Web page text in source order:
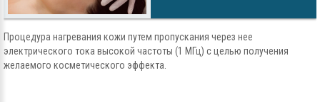
Процедура нагревания кожи путем пропускания через нее
электрического тока высокой частоты (1 МГц) с целью получения
желаемого косметического эффекта.